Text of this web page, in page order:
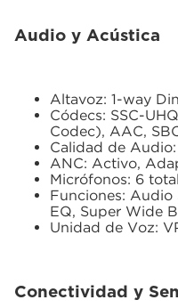
Audio y Acústica
Altavoz: 1-way
Códecs: SSC-
Codec), AAC,
Calidad de
ANC: Activo,
Micrófonos: 6
Funciones:
EQ, Super Wide
Unidad de Voz:
Conectividad y